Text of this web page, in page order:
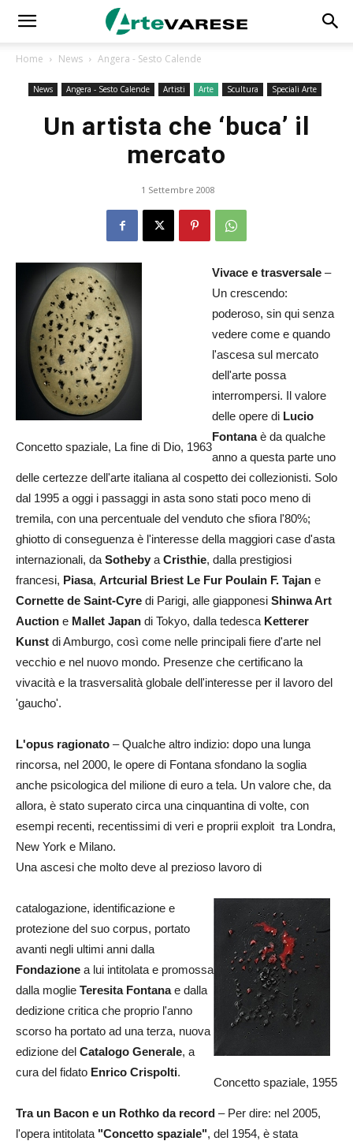
Home News Angera - Sesto Calende
News Angera - Sesto Calende Artisti Arte Scultura Speciali Arte
Un artista che ‘buca’ il
mercato
1 Settembre 2008
Concetto spaziale, La fine di Dio, 1963
Vivace e trasversale –
Un crescendo:
poderoso, sin qui senza
vedere come e quando
l'ascesa sul mercato
dell'arte possa
interrompersi. Il valore
delle opere di Lucio
Fontanaè da qualche
anno a questa parte uno
delle certezze dell'arte italiana al cospetto dei collezionisti. Solo
dal 1995 a oggi i passaggi in asta sono stati poco meno di
tremila, con una percentuale del venduto che sfiora l'80%;
ghiotto di conseguenza è l'interesse della maggiori case d'asta
internazionali, da Sotheby a Cristhie, dalla prestigiosi
francesi, Piasa, Artcurial Briest Le Fur Poulain F. Tajan e
Cornette de Saint-Cyre di Parigi, alle giapponesi Shinwa Art
Auction e Mallet Japan di Tokyo, dalla tedesca Ketterer
Kunst di Amburgo, così come nelle principali fiere d'arte nel
vecchio e nel nuovo mondo. Presenze che certificano la
vivacità e la trasversalità globale dell'interesse per il lavoro del
'gaucho'.
L'opus ragionato – Qualche altro indizio: dopo una lunga
rincorsa, nel 2000, le opere di Fontana sfondano la soglia
anche psicologica del milione di euro a tela. Un valore che, da
allora, è stato superato circa una cinquantina di volte, con
esempi recenti, recentissimi di veri e proprii exploit tra Londra,
New York e Milano.
Una ascesi che molto deve al prezioso lavoro di
Concetto spaziale, 1955
catalogazione, identificazione e
protezione del suo corpus, portato
avanti negli ultimi anni dalla
Fondazione a lui intitolata e promossa
dalla moglie Teresita Fontanae dalla
dedizione critica che proprio l'anno
scorso ha portato ad una terza, nuova
edizione del Catalogo Generale, a
cura del fidato Enrico Crispolti.
Tra un Bacon e un Rothko da record – Per dire: nel 2005,
l'opera intitolata "Concetto spaziale", del 1954, è stata